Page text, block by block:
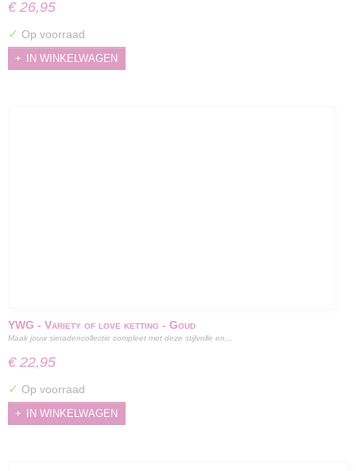
€ 26,95
✓ Op voorraad
IN WINKELWAGEN
YWG - Variety of love ketting - Goud
Maak jouw sieradencollectie compleet met deze stijlvolle en…
€ 22,95
✓ Op voorraad
IN WINKELWAGEN